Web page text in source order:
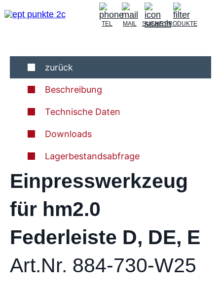
TEL MAIL SUCHEPRODUKTE
zurück
Beschreibung
Technische Daten
Downloads
Lagerbestandsabfrage
Einpresswerkzeug
für hm2.0
Federleiste D, DE, E
Art.Nr. 884-730-W25